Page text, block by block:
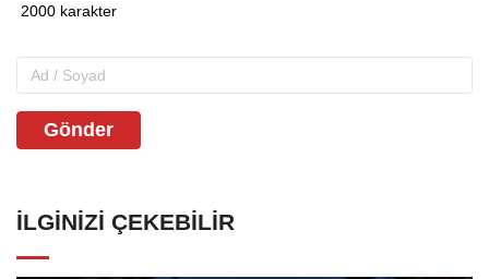
Gönder
İLGINIZI ÇEKEBILIR